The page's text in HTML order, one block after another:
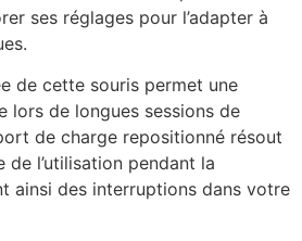
ses réglages pour l’adapter à
de cette souris permet une
lors de longues sessions de
de charge repositionné résout
de l’utilisation pendant la
ainsi des interruptions dans votre